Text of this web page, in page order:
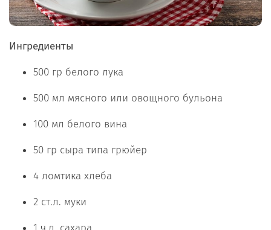
Ингредиенты
500 гр белого лука
500 мл мясного или овощного бульона
100 мл белого вина
50 гр сыра типа грюйер
4 ломтика хлеба
2 ст.л. муки